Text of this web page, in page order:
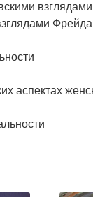
взглядами
Фрейда
аспектах